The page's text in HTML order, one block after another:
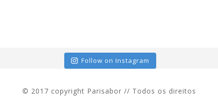
Follow on Instagram
© 2017 copyright Parisabor // Todos os direitos